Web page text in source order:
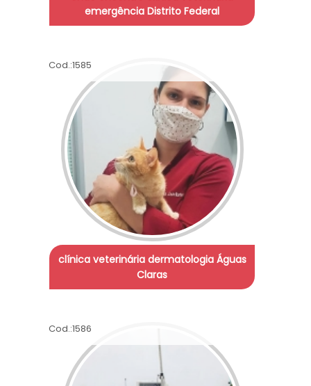
emergência Distrito Federal
Cod.:1585
clínica veterinária dermatologia Águas
Claras
Cod.:1586